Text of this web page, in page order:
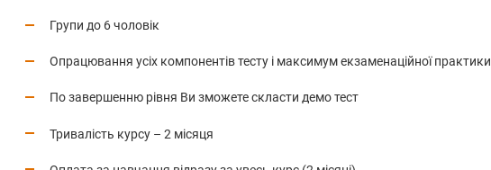
Групи до 6 чоловік
Опрацювання усіх компонентів тесту і максимум екзаменаційної практики
По завершенню рівня Ви зможете скласти демо тест
Тривалість курсу – 2 місяця